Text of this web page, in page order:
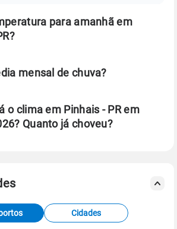
para amanhã em
mensal de chuva?
o clima em Pinhais - PR em
Quanto já choveu?
de estações
e satélite do Centro de Previsão
Cidades